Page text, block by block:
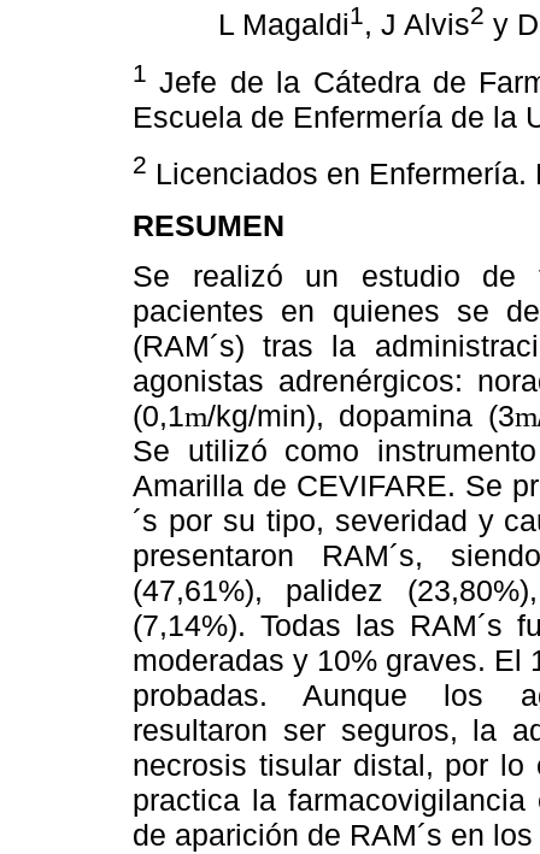
L Magaldi1, J Alvis2 y
1 Jefe de la Cátedra de
Escuela de Enfermería de la
2 Licenciados en
RESUMEN
Se realizó un estudio de
pacientes en quienes se
(RAM´s) tras la
agonistas adrenérgicos:
(0,1m/kg/min), dopamina (3m
Se utilizó como
Amarilla de CEVIFARE. Se
´s por su tipo, severidad y
presentaron RAM´s,
(47,61%), palidez
(7,14%). Todas las RAM´s
moderadas y 10% graves. El
probadas. Aunque los
resultaron ser seguros, la
necrosis tisular distal, por
practica la
de aparición de RAM´s en